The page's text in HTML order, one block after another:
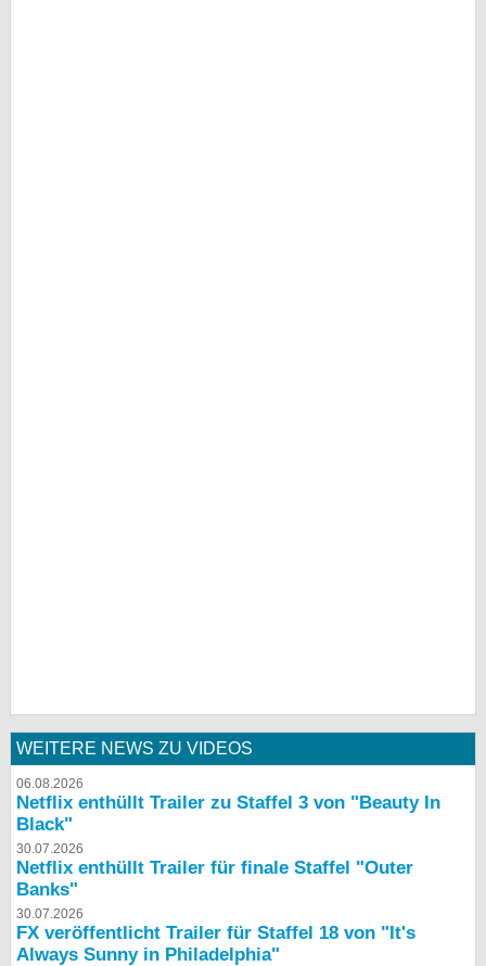
WEITERE NEWS ZU VIDEOS
06.08.2026
Netflix enthüllt Trailer zu Staffel 3 von "Beauty In
Black"
30.07.2026
Netflix enthüllt Trailer für finale Staffel "Outer
Banks"
30.07.2026
FX veröffentlicht Trailer für Staffel 18 von "It's
Always Sunny in Philadelphia"